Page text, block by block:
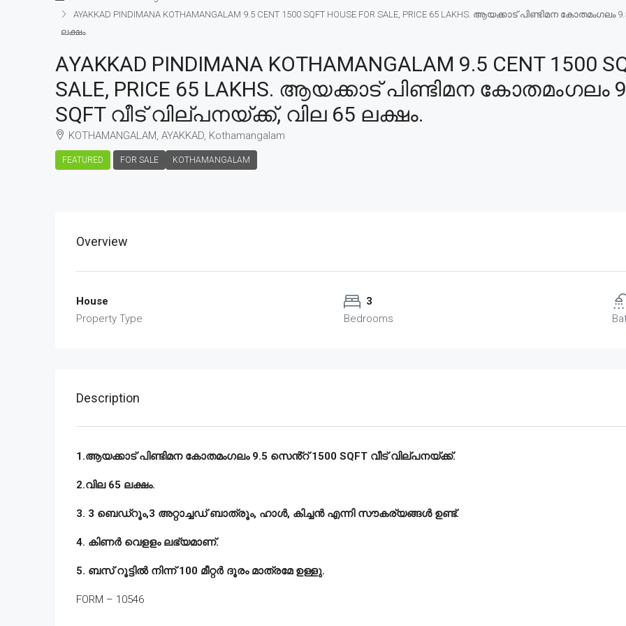
AYAKKAD PINDIMANA KOTHAMANGALAM 9.5 CENT 1500 SQFT HOUSE FOR SALE, PRICE 65 LAKHS. ആയക്കാട് പിണ്ടിമന
ലക്ഷം.
AYAKKAD PINDIMANA KOTHAMANGALAM 9.5 CENT 1500
SALE, PRICE 65 LAKHS. ആയക്കാട് പിണ്ടിമന
SQFT വീട് വില്പനയ്ക്ക്, വില 65 ലക്ഷം.
KOTHAMANGALAM, AYAKKAD, Kothamangalam
FEATURED FOR SALE KOTHAMANGALAM
Overview
House
Property Type
3
Bedrooms
Description
1.ആയക്കാട് പിണ്ടിമന കോതമംഗലം 9.5 സെൻ്റ് 1500 SQFT വീട് വില്പനയ്ക്ക്.
2.വില 65 ലക്ഷം.
3. 3 ബെഡ്‌റൂം,3 അറ്റാച്ചഡ് ബാത്രൂം, ഹാൾ, കിച്ചൻ എന്നി സൗകര്യങ്ങൾ ഉണ്ട്.
4. കിണർ വെളളം ലഭ്യമാണ്.
5. ബസ് റൂട്ടിൽ നിന്ന് 100 മീറ്റർ ദൂരം മാത്രമേ ഉള്ളു.
FORM – 10546